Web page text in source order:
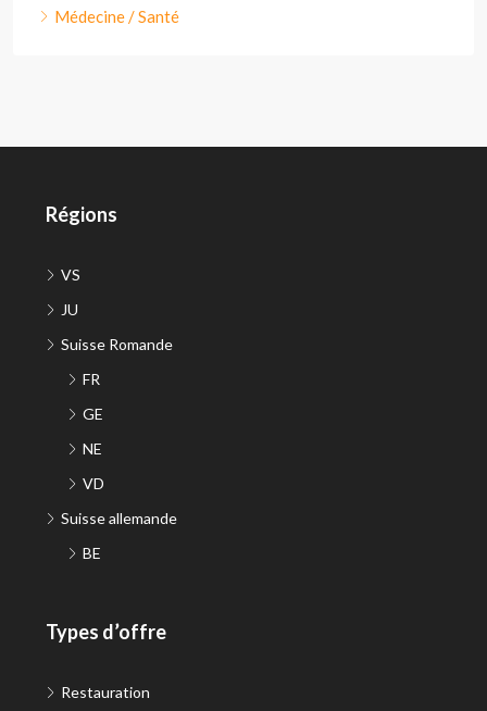
Médecine / Santé
Régions
VS
JU
Suisse Romande
FR
GE
NE
VD
Suisse allemande
BE
Types d’offre
Restauration